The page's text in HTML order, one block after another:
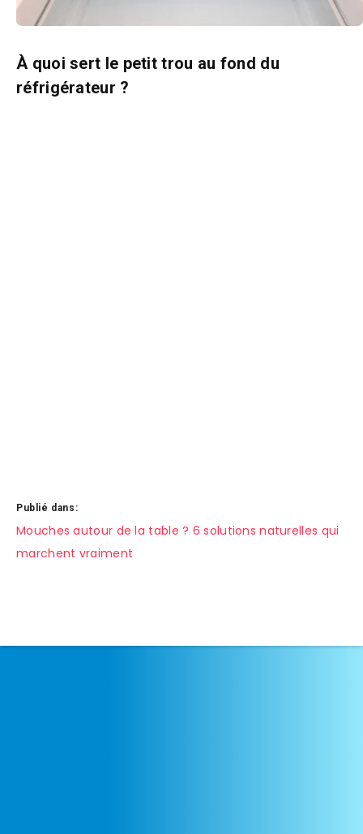
À quoi sert le petit trou au fond du
réfrigérateur ?
Publié dans:
Navigation
de
Mouches autour de la table ? 6 solutions naturelles qui
marchent vraiment